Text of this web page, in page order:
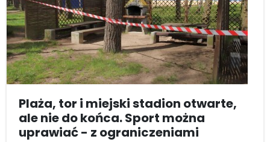
Plaża, tor i miejski stadion otwarte,
ale nie do końca. Sport można
uprawiać - z ograniczeniami